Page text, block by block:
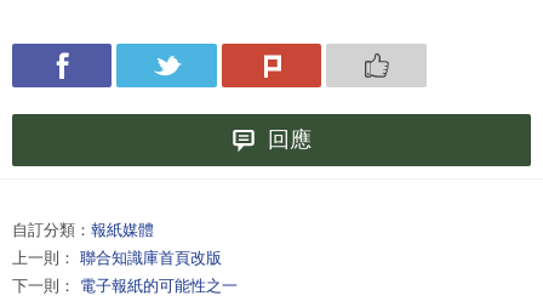
回應
自訂分類： 報紙媒體
上一則： 聯合知識庫首頁改版
下一則： 電子報紙的可能性之一